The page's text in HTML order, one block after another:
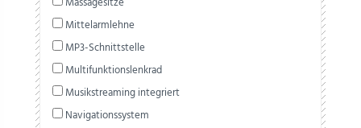
Mittelarmlehne
MP3-Schnittstelle
Multifunktionslenkrad
Musikstreaming integriert
Navigationssystem